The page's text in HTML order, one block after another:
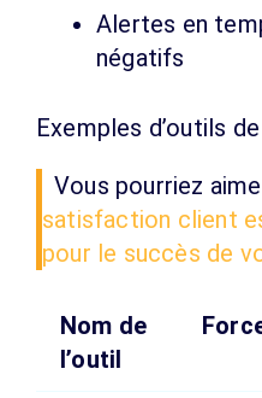
Alertes en
négatifs
Exemples d’outils
Vous pourriez
satisfaction client
pour le succès de
Nom de
l’outil